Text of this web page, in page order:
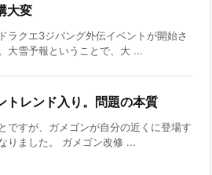
大変
ラクエ3ジパング外伝イベントが開始さ
大雪予報ということで、大 ...
トレンド入り。問題の本質
ですが、ガメゴンが自分の近くに登場す
りました。 ガメゴン改修 ...